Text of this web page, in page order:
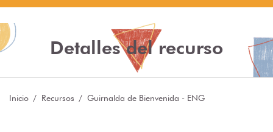
Detalles del recurso
Inicio Recursos Guirnalda de Bienvenida - ENG